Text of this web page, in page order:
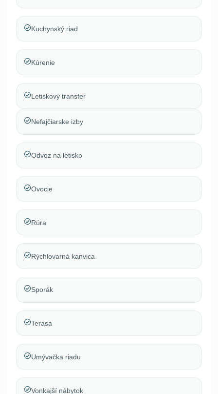
Kuchynský riad
Kúrenie
Letiskový transfer
Nefajčiarske izby
Odvoz na letisko
Ovocie
Rúra
Rýchlovarná kanvica
Sporák
Terasa
Umývačka riadu
Vonkajší nábytok